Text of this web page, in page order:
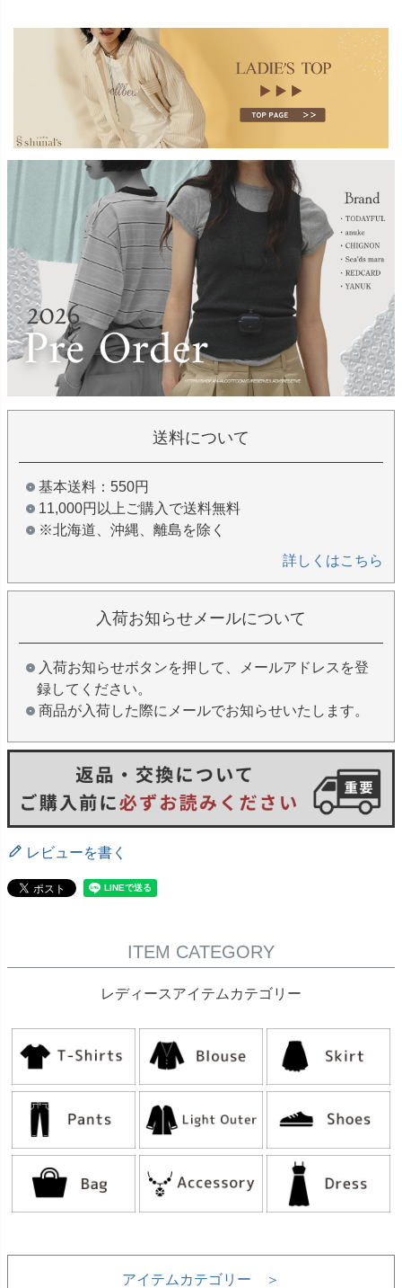
送料について
基本送料：550円
11,000円以上ご購入で送料無料
※北海道、沖縄、離島を除く
詳しくはこちら
入荷お知らせメールについて
入荷お知らせボタンを押して、メールアドレスを登
録してください。
商品が入荷した際にメールでお知らせいたします。
レビューを書く
ITEM CATEGORY
レディースアイテムカテゴリー
アイテムカテゴリー ＞